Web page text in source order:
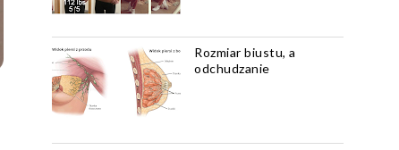
Rozmiar biustu, a
odchudzanie